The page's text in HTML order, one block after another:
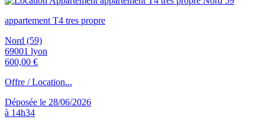
appartement T4 tres propre
Nord (59)
69001 lyon
600,00 €
Offre / Location...
Déposée le 28/06/2026
à 14h34